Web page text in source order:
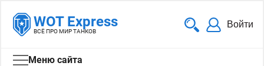
WOT Express
ВСЁ ПРО МИР ТАНКОВ
Войти
Меню сайта